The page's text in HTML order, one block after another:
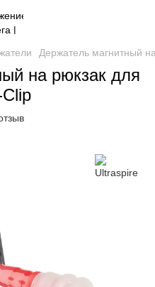
Держатель магнитный
на рюкзак для